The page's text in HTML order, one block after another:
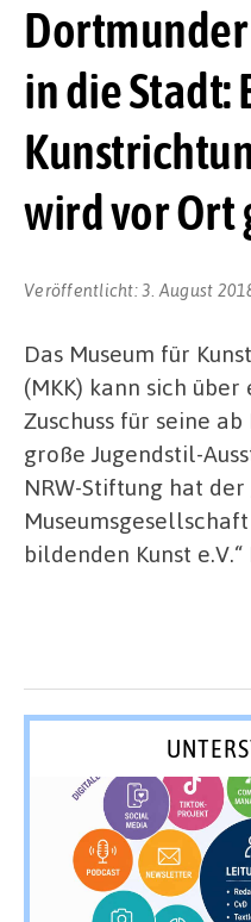
in die Stadt:
wird vor Ort
Veröffentlicht:3. August
Das Museum für
(MKK) kann sich
Zuschuss für seine
große Jugendstil-
NRW-Stiftung hat
bildenden Kunst